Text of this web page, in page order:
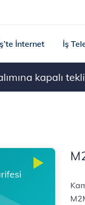
İnternet İş
kapalı